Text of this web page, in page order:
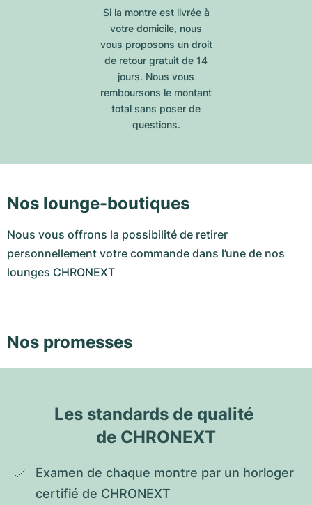
Si la montre est livrée à
votre domicile, nous
vous proposons un droit
de retour gratuit de 14
jours. Nous vous
remboursons le montant
total sans poser de
questions.
Nos lounge-boutiques
Nous vous offrons la possibilité de retirer
personnellement votre commande dans l’une de nos
lounges CHRONEXT
Nos promesses
Les standards de qualité
de CHRONEXT
Examen de chaque montre par un horloger
certifié de CHRONEXT